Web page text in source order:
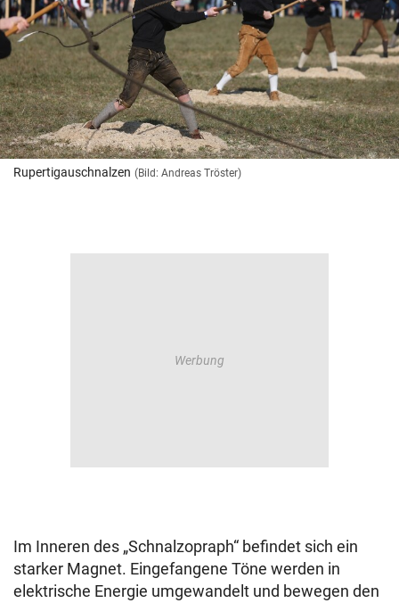
Rupertigauschnalzen (Bild: Andreas Tröster)
Im Inneren des „Schnalzopraph“ befindet sich ein
starker Magnet. Eingefangene Töne werden in
elektrische Energie umgewandelt und bewegen den